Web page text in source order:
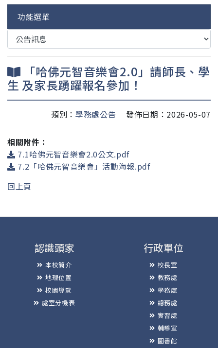
功能選單
「哈佛元智音樂會2.0」請師長、學
生 及家長踴躍報名參加！
類別： 學務處公告 發佈日期：2026-05-07
相關附件：
7.1哈佛元智音樂會2.0公文.pdf
7.2「哈佛元智音樂會」活動海報.pdf
回上頁
認識頭家
本校簡介
地理位置
校園導覽
處室分機表
行政單位
校長室
教務處
學務處
總務處
實習處
輔導室
圖書館